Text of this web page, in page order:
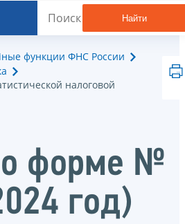
Найти
функции ФНС России
налоговой
форме №
год)